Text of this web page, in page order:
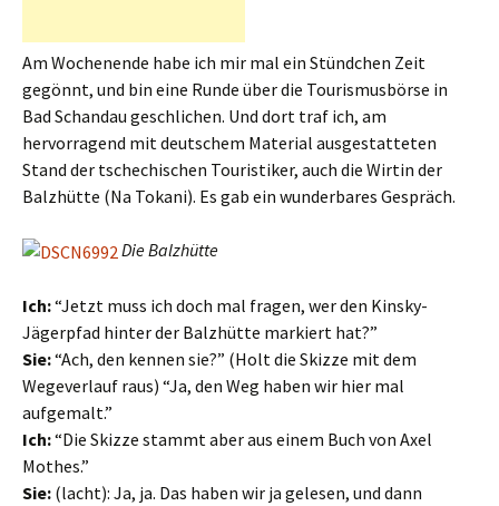
Am Wochenende habe ich mir mal ein Stündchen Zeit
gegönnt, und bin eine Runde über die Tourismusbörse in
Bad Schandau geschlichen. Und dort traf ich, am
hervorragend mit deutschem Material ausgestatteten
Stand der tschechischen Touristiker, auch die Wirtin der
Balzhütte (Na Tokani). Es gab ein wunderbares Gespräch.
Die Balzhütte
Ich:“Jetzt muss ich doch mal fragen, wer den Kinsky-
Jägerpfad hinter der Balzhütte markiert hat?”
Sie:“Ach, den kennen sie?” (Holt die Skizze mit dem
Wegeverlauf raus) “Ja, den Weg haben wir hier mal
aufgemalt.”
Ich:“Die Skizze stammt aber aus einem Buch von Axel
Mothes.”
Sie: (lacht): Ja, ja. Das haben wir ja gelesen, und dann